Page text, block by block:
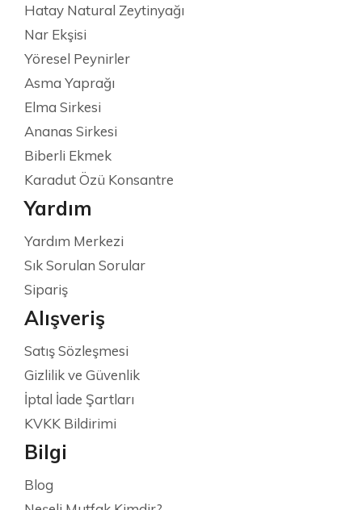
Hatay Natural Zeytinyağı
Nar Ekşisi
Yöresel Peynirler
Asma Yaprağı
Elma Sirkesi
Ananas Sirkesi
Biberli Ekmek
Karadut Özü Konsantre
Yardım
Yardım Merkezi
Sık Sorulan Sorular
Sipariş
Alışveriş
Satış Sözleşmesi
Gizlilik ve Güvenlik
İptal İade Şartları
KVKK Bildirimi
Bilgi
Blog